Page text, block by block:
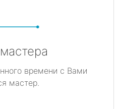
времени с Вами
мастер.